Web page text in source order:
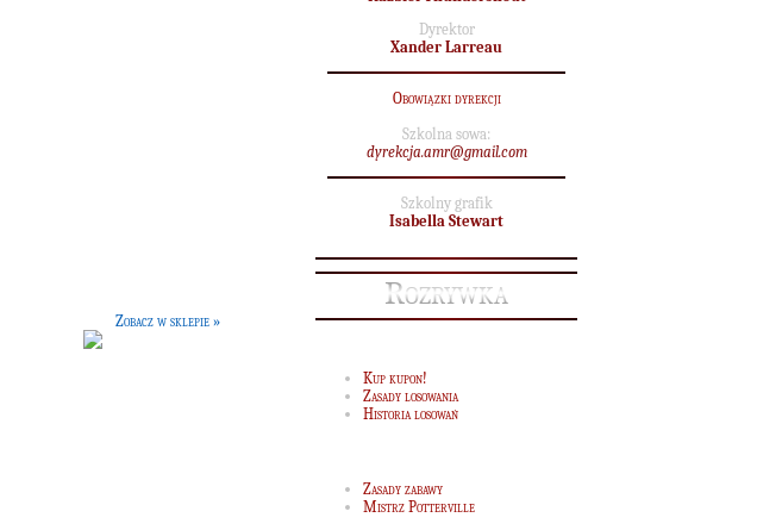
Zobacz w sklepie »
Dyrektor
Xander Larreau
Obowiązki dyrekcji
Szkolna sowa:
dyrekcja.amr@gmail.com
Szkolny grafik
Isabella Stewart
Rozrywka
Kup kupon!
Zasady losowania
Historia losowań
Zasady zabawy
Mistrz Potterville